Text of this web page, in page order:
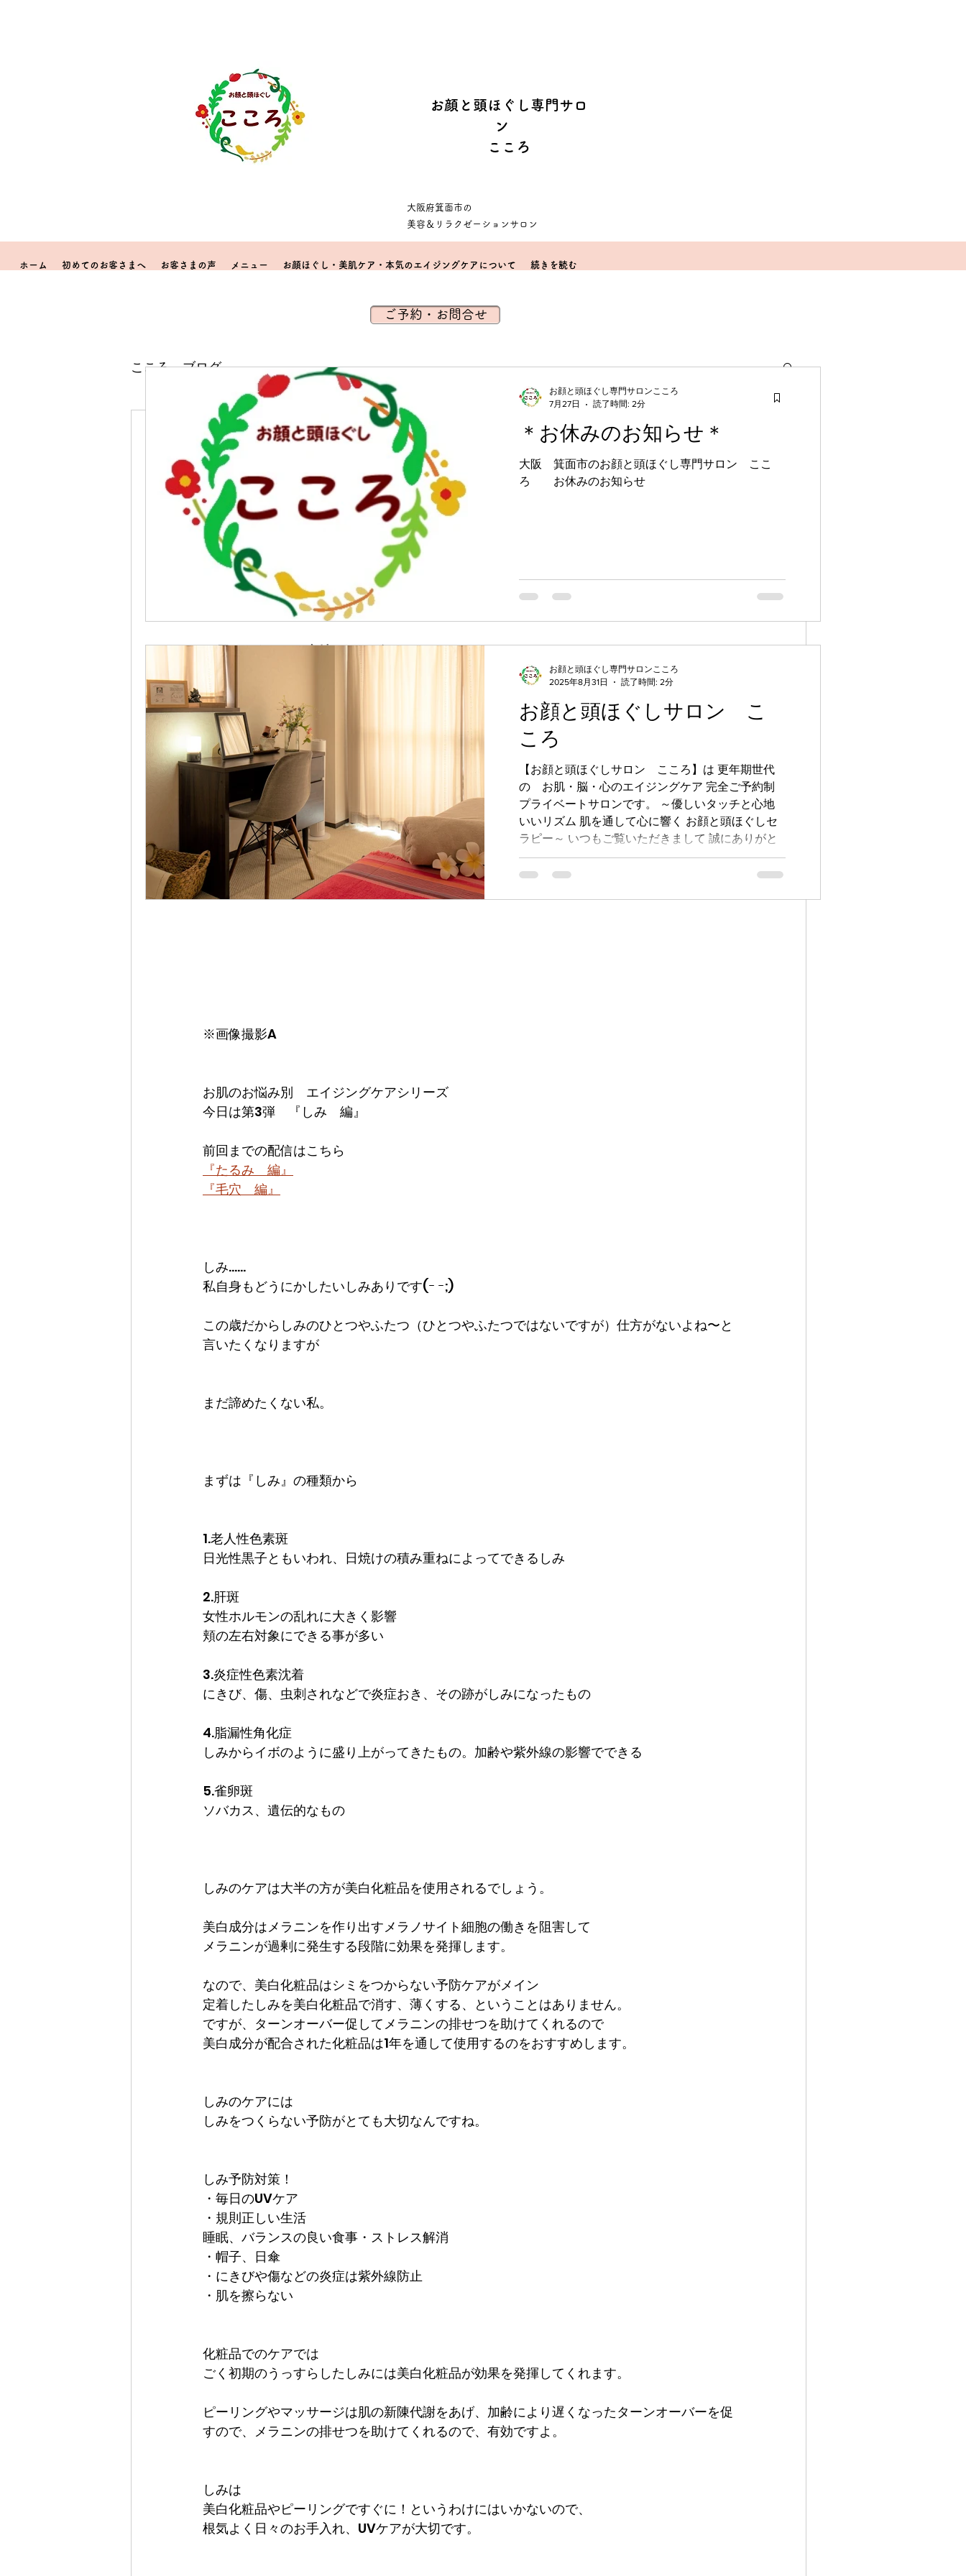
お顔と頭ほぐし専門サロ
ン
こころ
​大阪府箕面市の
美容＆リラクゼーションサロン
ホーム 初めてのお客さまへ お客さまの声 メニュー お顔ほぐし・美肌ケア・本気のエイジングケアについて 続きを読む
ご予約・お問合せ
こころ ブログ
お肌のお悩み別 エイジングケア 『し
み 編』
お顔と頭ほぐし専門サロンこころ 2020年4月15日
箕面市のお顔と頭ほぐし専門サロン　こころ
こころは
更年期世代の　お肌・脳・心のエイジングケア
完全ご予約制プライベートサロンです。
～優しいタッチと心地いいリズム
肌を通して心に響く
お顔と頭ほぐしセラピー～
いつもご覧いただきありがとうございます。
※画像撮影A
お肌のお悩み別　エイジングケアシリーズ
今日は第3弾　『しみ　編』
前回までの配信はこちら
『たるみ　編』
『毛穴　編』
しみ……
私自身もどうにかしたいしみありです(ｰ ｰ;)
この歳だからしみのひとつやふたつ（ひとつやふたつではないですが）仕方がないよね〜と
言いたくなりますが
まだ諦めたくない私。
まずは『しみ』の種類から
1.老人性色素斑
日光性黒子ともいわれ、日焼けの積み重ねによってできるしみ
2.肝斑
女性ホルモンの乱れに大きく影響
頬の左右対象にできる事が多い
3.炎症性色素沈着
にきび、傷、虫刺されなどで炎症おき、その跡がしみになったもの
4.脂漏性角化症
しみからイボのように盛り上がってきたもの。加齢や紫外線の影響でできる
5.雀卵斑
ソバカス、遺伝的なもの
しみのケアは大半の方が美白化粧品を使用されるでしょう。
美白成分はメラニンを作り出すメラノサイト細胞の働きを阻害して
メラニンが過剰に発生する段階に効果を発揮します。
なので、美白化粧品はシミをつからない予防ケアがメイン
定着したしみを美白化粧品で消す、薄くする、ということはありません。
ですが、ターンオーバー促してメラニンの排せつを助けてくれるので
美白成分が配合された化粧品は1年を通して使用するのをおすすめします。
しみのケアには
しみをつくらない予防がとても大切なんですね。
しみ予防対策！
・毎日のUVケア
・規則正しい生活
睡眠、バランスの良い食事・ストレス解消
・帽子、日傘
・にきびや傷などの炎症は紫外線防止
・肌を擦らない
化粧品でのケアでは
ごく初期のうっすらしたしみには美白化粧品が効果を発揮してくれます。
ピーリングやマッサージは肌の新陳代謝をあげ、加齢により遅くなったターンオーバーを促
すので、メラニンの排せつを助けてくれるので、有効ですよ。
しみは
美白化粧品やピーリングですぐに！というわけにはいかないので、
根気よく日々のお手入れ、UVケアが大切です。
＊お休みのお知らせ＊
大阪 箕面市のお顔と頭ほぐし専門サロン ここ
ろ お休みのお知らせ
お顔と頭ほぐし専門サロンこころ
7月27日
読了時間: 2分
お顔と頭ほぐしサロン こ
ころ
【お顔と頭ほぐしサロン こころ】は 更年期世代
の お肌・脳・心のエイジングケア 完全ご予約制
プライベートサロンです。 ～優しいタッチと心地
いいリズム 肌を通して心に響く お顔と頭ほぐしセ
ラピー～ いつもご覧いただきまして 誠にありがと
うございます。...
お顔と頭ほぐし専門サロンこころ
2025年8月31日
読了時間: 2分